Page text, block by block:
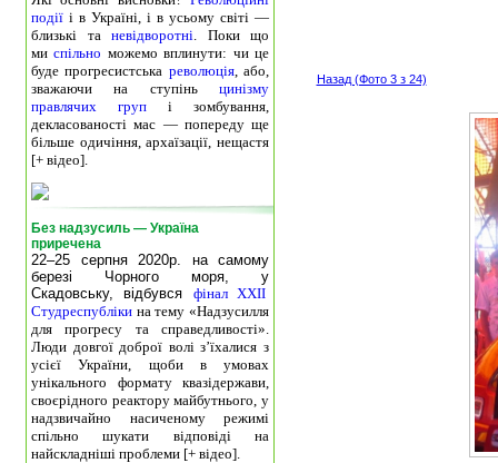
події і в Україні, і в усьому світі —
близькі та невідворотні. Поки що
миспільно можемо вплинути: чи це
буде прогресистська революція, або,
зважаючи на ступінь цинізму
правлячих груп і зомбування,
декласованості мас — попереду ще
більше одичіння, архаїзації, нещастя
[+ відео].
Без надзусиль — Україна
приречена
22–25 серпня 2020р. на самому
березі Чорного моря, у
Скадовську, відбувся фінал XXII
Студреспубліки на тему «Надзусилля
для прогресу та справедливості».
Люди довгої доброї волі з’їхалися з
усієї України, щоби в умовах
унікального формату квазідержави,
своєрідного реактору майбутнього, у
надзвичайно насиченому режимі
спільно шукати відповіді на
найскладніші проблеми [+ відео].
Назад (Фото 3 з 24)